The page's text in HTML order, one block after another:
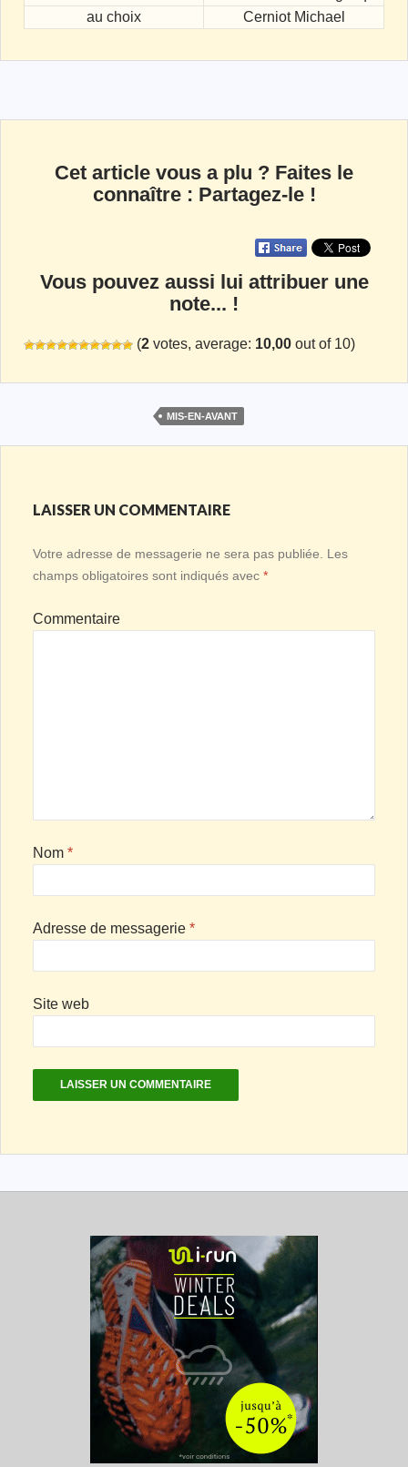
au choix
Cerniot Michael
Cet article vous a plu ? Faites le
connaître : Partagez-le !
Vous pouvez aussi lui attribuer une
note... !
(2 votes, average: 10,00 out of 10)
MIS-EN-AVANT
LAISSER UN COMMENTAIRE
Votre adresse de messagerie ne sera pas publiée. Les
champs obligatoires sont indiqués avec *
Commentaire
Nom *
Adresse de messagerie *
Site web